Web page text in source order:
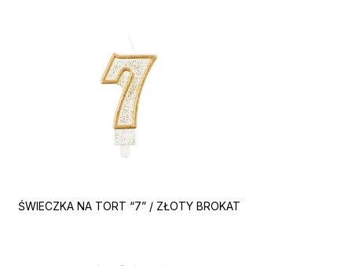
ŚWIECZKA NA TORT “7” / ZŁOTY BROKAT